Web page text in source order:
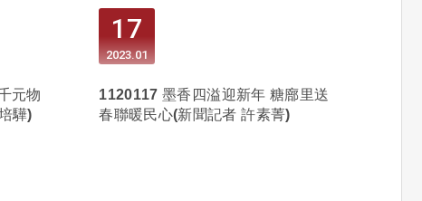
元物
驊)
17
01
2023
1120117 墨香四溢迎新年 糖廍里送
春聯暖民心(新聞記者 許素菁)